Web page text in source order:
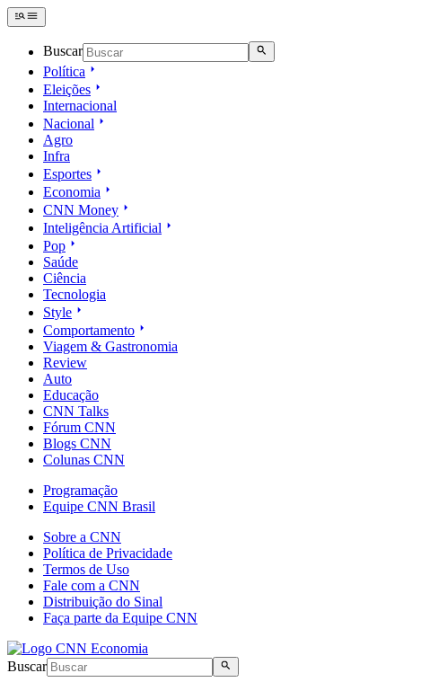
Buscar
Política
Eleições
Internacional
Nacional
Agro
Infra
Esportes
Economia
CNN Money
Inteligência Artificial
Pop
Saúde
Ciência
Tecnologia
Style
Comportamento
Viagem & Gastronomia
Review
Auto
Educação
CNN Talks
Fórum CNN
Blogs CNN
Colunas CNN
Programação
Equipe CNN Brasil
Sobre a CNN
Política de Privacidade
Termos de Uso
Fale com a CNN
Distribuição do Sinal
Faça parte da Equipe CNN
Buscar